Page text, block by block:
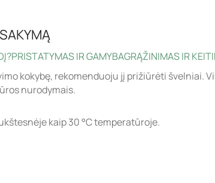
PRISTATYMAS IR GAMYBAGRĄŽINIMAS IR
kokybę, rekomenduoju jį prižiūrėti švelniai.
nurodymais.
kaip 30 °C temperatūroje.